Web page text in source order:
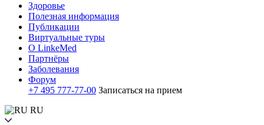
Здоровье
Полезная информация
Публикации
Виртуальные туры
О LinkeMed
Партнёры
Заболевания
Форум
+7 495 777-77-00 Записаться на прием
RU